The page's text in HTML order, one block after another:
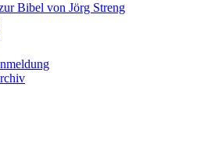
Bibel von Jörg Streng